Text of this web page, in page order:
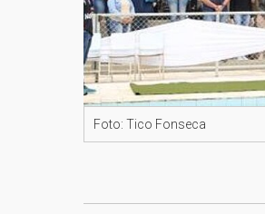
Foto: Tico Fonseca